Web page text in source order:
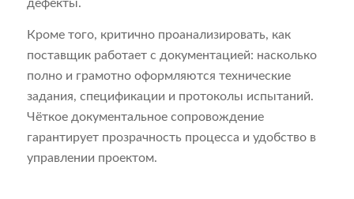
дефекты.
Кроме того, критично проанализировать, как
поставщик работает с документацией: насколько
полно и грамотно оформляются технические
задания, спецификации и протоколы испытаний.
Чёткое документальное сопровождение
гарантирует прозрачность процесса и удобство в
управлении проектом.